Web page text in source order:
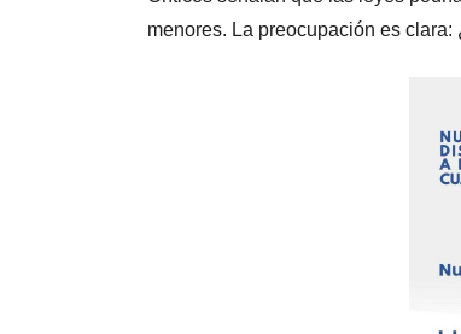
menores. La preocupación es